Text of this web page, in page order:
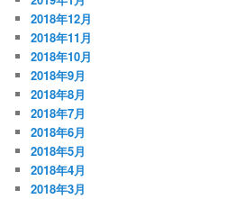
2018年12月
2018年11月
2018年10月
2018年9月
2018年8月
2018年7月
2018年6月
2018年5月
2018年4月
2018年3月